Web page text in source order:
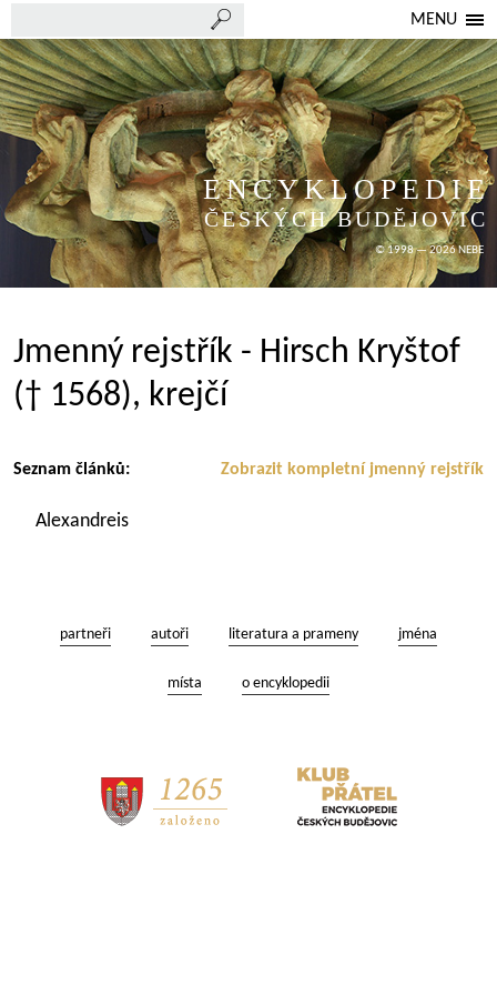
MENU
ENCYKLOPEDIE
ČESKÝCH BUDĚJOVIC
© 1998 — 2026 NEBE
Jmenný rejstřík - Hirsch Kryštof
(† 1568), krejčí
Zobrazit kompletní jmenný rejstřík
Seznam článků:
Alexandreis
partneři autoři literatura a prameny jména
místa o encyklopedii